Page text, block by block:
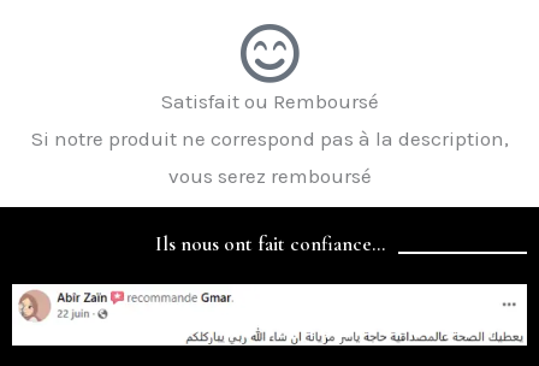
Satisfait ou Remboursé
Si notre produit ne correspond pas à la description,
vous serez remboursé
Ils nous ont fait confiance...